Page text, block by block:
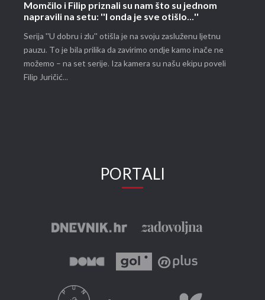
Momčilo i Filip priznali su nam što su jednom
napravili na setu: ''I onda je sve otišlo...''
Serija ''U dobru i zlu'' otišla je na svoju zasluženu ljetnu
pauzu. To je bila prilika da zavirimo ondje kamo inače ne
možemo – na set serije. Iza kamera su našu ekipu poveli
Filip Juričić...
PORTALI